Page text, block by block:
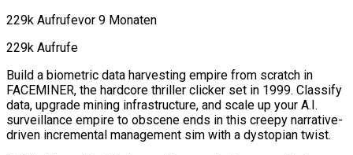
229k Aufrufevor 9 Monaten
229k Aufrufe
Build a biometric data harvesting empire from scratch in
FACEMINER, the hardcore thriller clicker set in 1999. Classify
data, upgrade mining infrastructure, and scale up your A.I.
surveillance empire to obscene ends in this creepy narrative-
driven incremental management sim with a dystopian twist.